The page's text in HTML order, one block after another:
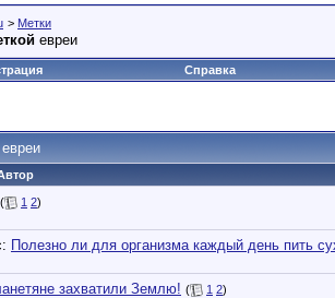
> Метки
евреи
Справка
евреи
( 1 2)
Полезно ли для организма каждый день пить
захватили Землю! ( 1 2)